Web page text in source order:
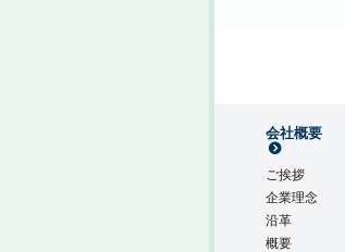
会社概要
ご挨拶
企業理念
沿革
概要